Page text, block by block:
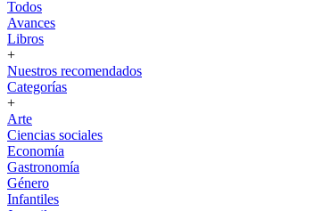
Todos
Avances
Libros
+
Nuestros recomendados
Categorías
+
Arte
Ciencias sociales
Economía
Gastronomía
Género
Infantiles